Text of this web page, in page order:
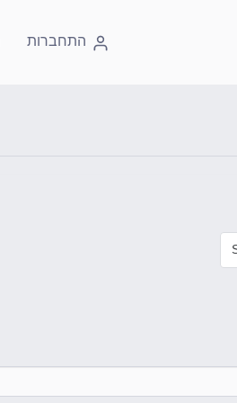
התחברות